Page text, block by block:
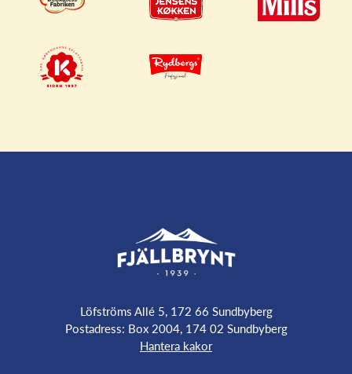
Löfströms Allé 5, 172 66 Sundbyberg
Postadress: Box 2004, 174 02 Sundbyberg
Hantera kakor